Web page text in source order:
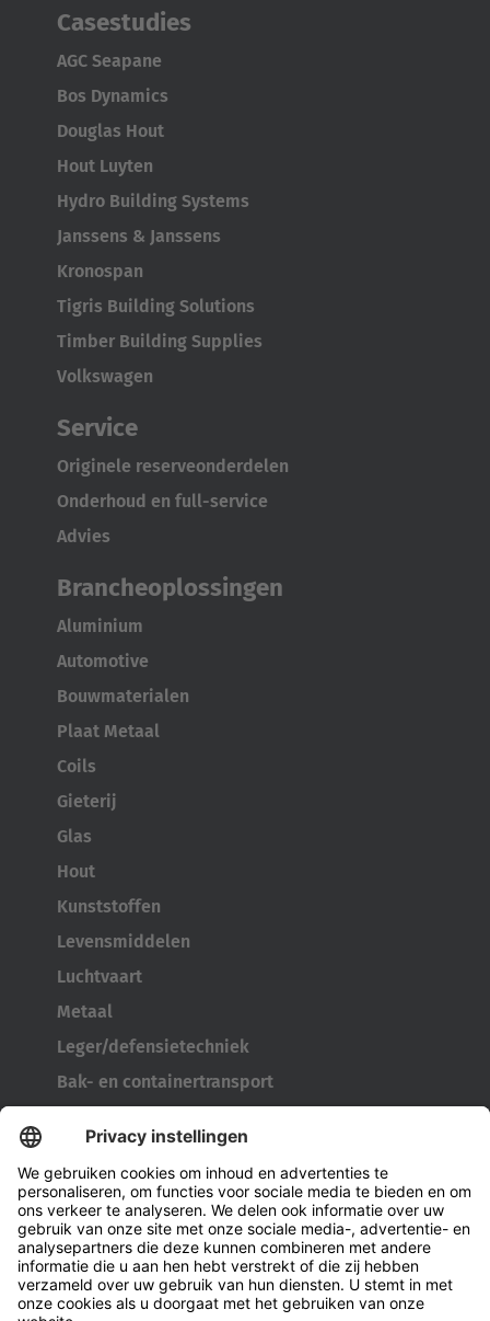
Casestudies
AGC Seapane
Bos Dynamics
Douglas Hout
Hout Luyten
Hydro Building Systems
Janssens & Janssens
Kronospan
Tigris Building Solutions
Timber Building Supplies
Volkswagen
Service
Originele reserveonderdelen
Onderhoud en full-service
Advies
Brancheoplossingen
Aluminium
Automotive
Bouwmaterialen
Plaat Metaal
Coils
Gieterij
Glas
Hout
Kunststoffen
Levensmiddelen
Luchtvaart
Metaal
Leger/defensietechniek
Bak- en containertransport
Kabelhaspeltransporter
Deuren en ramen
Bedrijf
Over Hubtex
Duurzaamheid